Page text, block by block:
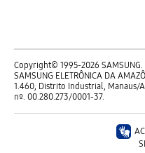
Copyright© 1995-2026
SAMSUNG ELETRÔNICA DA
1.460, Distrito Industrial, Manaus/
nº. 00.280.273/0001-37.